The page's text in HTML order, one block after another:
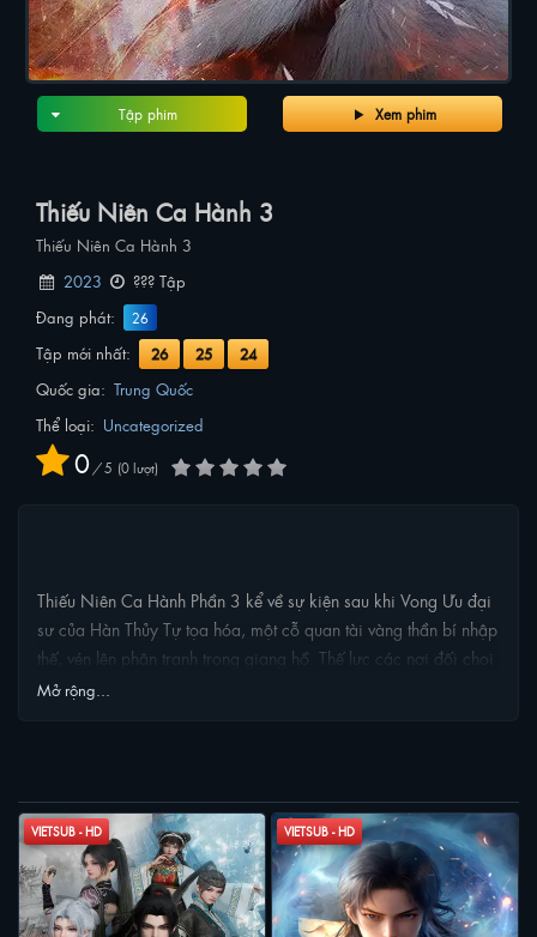
Xem phim
Tập phim
Thiếu Niên Ca Hành 3
Thiếu Niên Ca Hành 3
2023
??? Tập
Đang phát:
26
Tập mới nhất: 26 25 24
Quốc gia: Trung Quốc
Thể loại: Uncategorized
0 / 5 0lượt
Thiếu Niên Ca Hành Phần 3 kể về sự kiện sau khi Vong Ưu đại
sư của Hàn Thủy Tự tọa hóa, một cỗ quan tài vàng thần bí nhập
thế, vén lên phân tranh trong giang hồ. Thế lực các nơi đối chọi
gay gắt, Tiêu Sắt, Lôi Vô Kiệt, Đường Liên, Tư Không Thiên Lạc,
Mở rộng...
VIETSUB - HD VIETSUB - HD